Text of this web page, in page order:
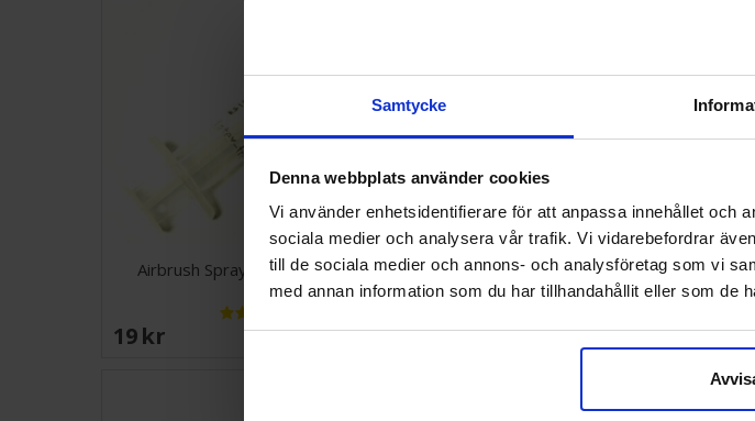
Samtycke
Denna webbplats använder cookies
Vi använder enhetsidentifierare för att anpassa innehållet och
sociala medier och analysera vår trafik. Vi vidarebefordrar
till de sociala medier och annons- och analysföretag som vi
med annan information som du har tillhandahållit eller som de
Airbrush Spray Färgdragare 2ml
19 SEK
Mini Clean Brushes Airbrush
88 SEK I lager:20+